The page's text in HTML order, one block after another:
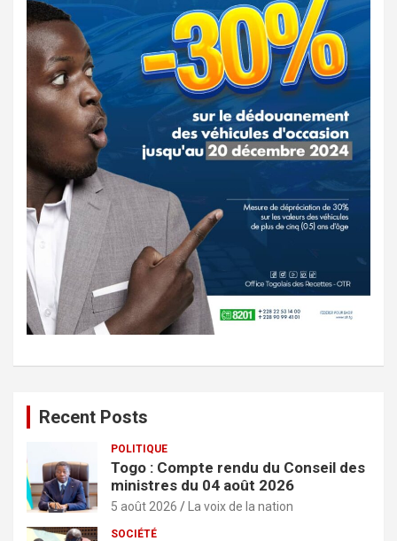
Recent Posts
POLITIQUE
Togo : Compte rendu du Conseil des
ministres du 04 août 2026
5 août 2026 La voix de la nation
SOCIÉTÉ